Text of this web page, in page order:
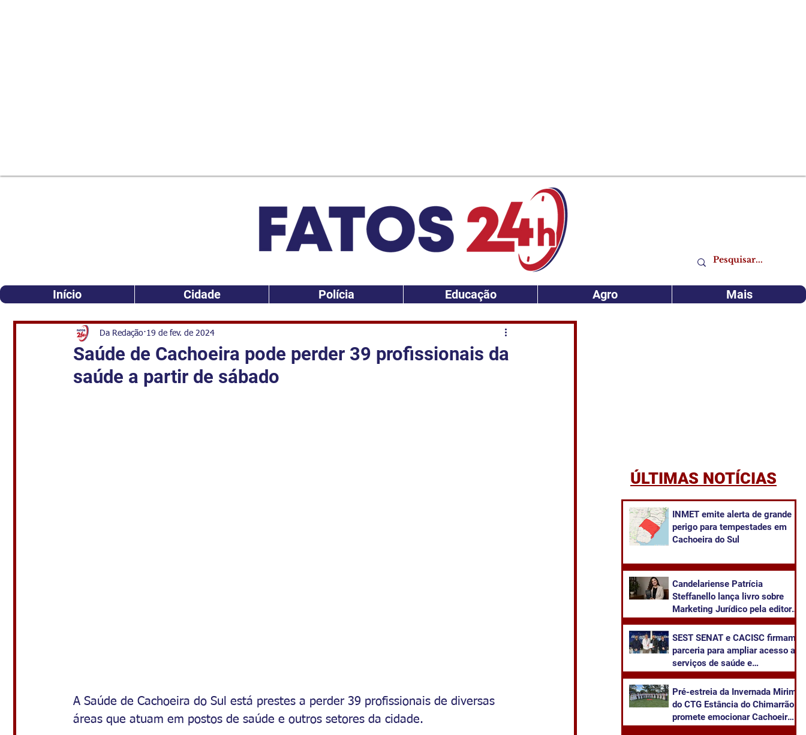
Início Cidade Polícia Educação Agro Mais
Saúde de Cachoeira pode perder 39 profissionais da
saúde a partir de sábado
Da Redação 19 de fev. de 2024
A Saúde de Cachoeira do Sul está prestes a perder 39 profissionais de diversas
áreas que atuam em postos de saúde e outros setores da cidade.
ÚLTIMAS NOTÍCIAS
INMET emite alerta de grande
perigo para tempestades em
Cachoeira do Sul
Candelariense Patrícia
Steffanello lança livro sobre
Marketing Jurídico pela editora
SEST SENAT e CACISC firmam
parceria para ampliar acesso a
serviços de saúde e
Pré-estreia da Invernada Mirim
do CTG Estância do Chimarrão
promete emocionar Cachoeira